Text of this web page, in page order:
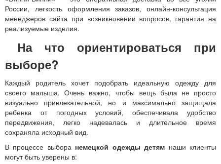
России, легкость оформления заказов, онлайн-консультация
менеджеров сайта при возникновении вопросов, гарантия на
реализуемые изделия.
На что ориентироваться при
выборе?
Каждый родитель хочет подобрать идеальную одежду для
своего малыша. Очень важно, чтобы вещь была не просто
визуально привлекательной, но и максимально защищала
ребенка от погодных условий, обеспечивала удобство
передвижения, легко надевалась и длительное время
сохраняла исходный вид.
В процессе выбора немецкой одежды детям наши клиенты
могут быть уверены в: